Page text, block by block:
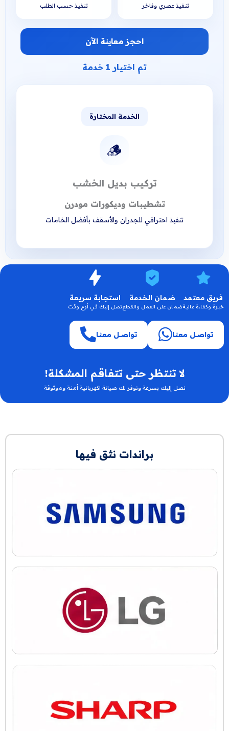
تنفيذ عصري وفاخر تنفيذ حسب الطلب
احجز معاينة الآن
تم اختيار 1 خدمة
الخدمة المختارة
🪵
تركيب بديل الخشب
تشطيبات وديكورات مودرن
تنفيذ احترافي للجدران والأسقف بأفضل الخامات
فريق معتمد
خبرة وكفاءة عالية
ضمان الخدمة
ضمان على العمل والقطع
استجابة سريعة
تصل إليك في أرع وقت اقرا الان
تواصــل معنـا
اقرا الان
تواصــل معنـا
لا تنتظر حتى تتفاقم المشكلة!
نصل إليك بسرعة ونوفر لك صيانة اكهربانية أمنة وموثوقة
براندات نثق فيها